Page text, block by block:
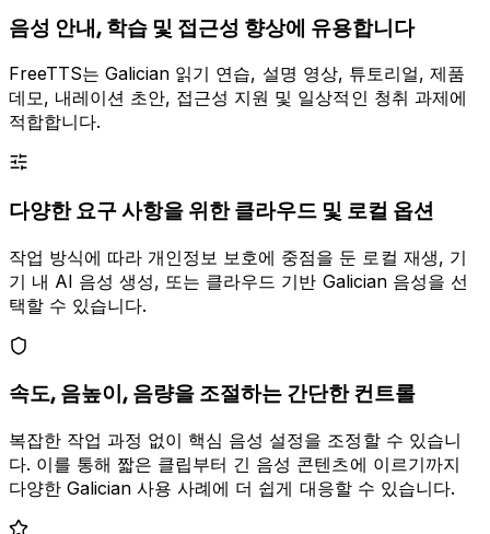
음성 안내, 학습 및 접근성 향상에 유용합니다
FreeTTS는 Galician 읽기 연습, 설명 영상, 튜토리얼, 제품
데모, 내레이션 초안, 접근성 지원 및 일상적인 청취 과제에
적합합니다.
다양한 요구 사항을 위한 클라우드 및 로컬 옵션
작업 방식에 따라 개인정보 보호에 중점을 둔 로컬 재생, 기
기 내 AI 음성 생성, 또는 클라우드 기반 Galician 음성을 선
택할 수 있습니다.
속도, 음높이, 음량을 조절하는 간단한 컨트롤
복잡한 작업 과정 없이 핵심 음성 설정을 조정할 수 있습니
다. 이를 통해 짧은 클립부터 긴 음성 콘텐츠에 이르기까지
다양한 Galician 사용 사례에 더 쉽게 대응할 수 있습니다.